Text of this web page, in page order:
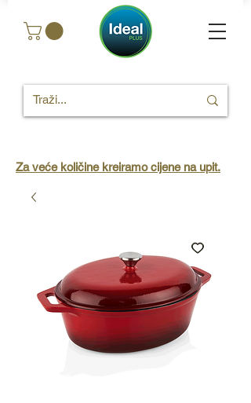
Za veće količine kreiramo cijene na upit.